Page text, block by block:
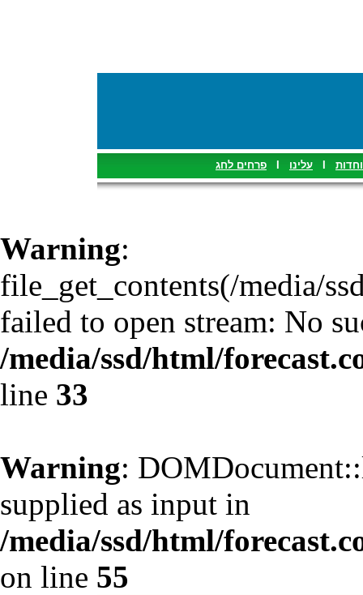
עלינו פרחים לחג
Warning:
file_get_contents(/media/
failed to open stream: No
/media/ssd/html/
line 33
Warning:
supplied as input in
/media/ssd/html/
on line 55